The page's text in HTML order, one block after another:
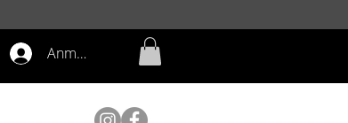
Anmelden